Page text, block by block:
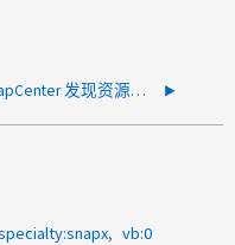
SnapCenter 发现资源失败，并显示错误 "er remoteserver hat einen Fehler zurückgegeben ：（ 503 ） Server nicht verfügbar "
vb:0